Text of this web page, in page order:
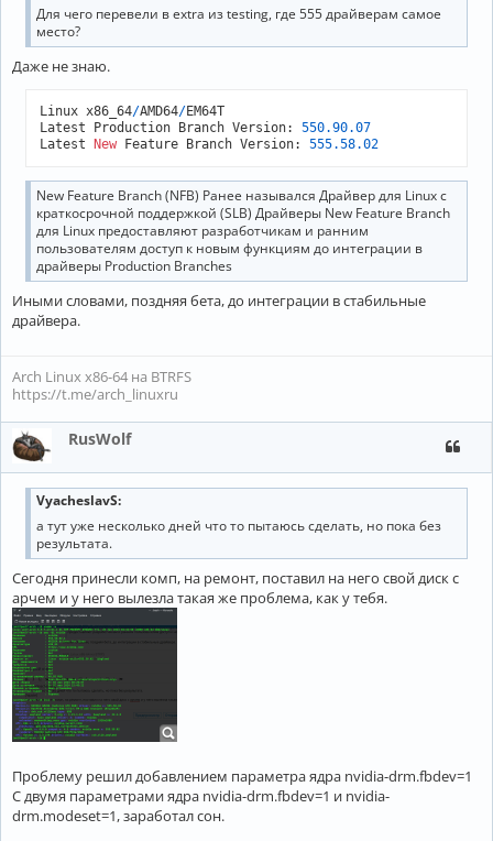
Для чего перевели в extra из testing, где 555 драйверам самое
место?
Даже не знаю.
Linux x86_64/AMD64/EM64T
Latest Production Branch Version: 550.90.07
Latest
New Feature Branch Version: 555.58.02
New Feature Branch (NFB) Ранее назывался Драйвер для Linux с
краткосрочной поддержкой (SLB) Драйверы New Feature Branch
для Linux предоставляют разработчикам и ранним
пользователям доступ к новым функциям до интеграции в
драйверы Production Branches
Иными словами, поздняя бета, до интеграции в стабильные
драйвера.
Arch Linux x86-64 на BTRFS
https://t.me/arch_linuxru
RusWolf
VyacheslavS:
а тут уже несколько дней что то пытаюсь сделать, но пока без
результата.
Сегодня принесли комп, на ремонт, поставил на него свой диск с
арчем и у него вылезла такая же проблема, как у тебя.
Проблему решил добавлением параметра ядра nvidia-drm.fbdev=1
С двумя параметрами ядра nvidia-drm.fbdev=1 и nvidia-
drm.modeset=1, заработал сон.